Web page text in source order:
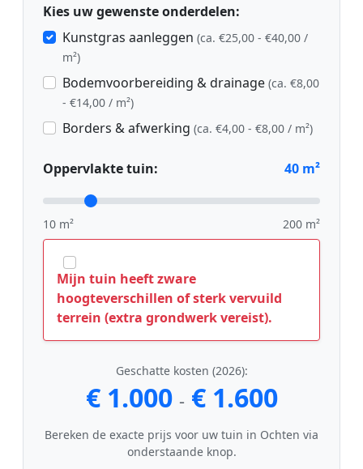
Kies uw gewenste onderdelen:
Kunstgras aanleggen (ca. €25,00 - €40,00 /
m²)
Bodemvoorbereiding & drainage (ca. €8,00
- €14,00 / m²)
Borders & afwerking (ca. €4,00 - €8,00 / m²)
Oppervlakte tuin: 40 m²
10 m² 200 m²
Mijn tuin heeft zware
hoogteverschillen of sterk vervuild
terrein (extra grondwerk vereist).
Geschatte kosten (2026):
€ 1.000 - € 1.600
Bereken de exacte prijs voor uw tuin in Ochten via
onderstaande knop.